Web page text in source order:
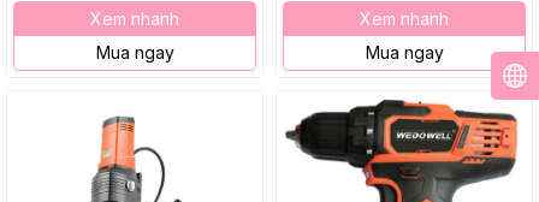
Xem nhanh
Mua ngay
Xem nhanh
Mua ngay